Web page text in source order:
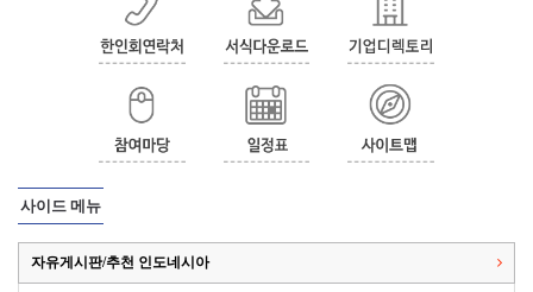
사이드 메뉴
자유게시판/추천 인도네시아